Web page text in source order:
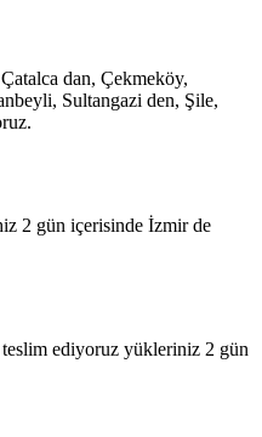
dan, Çekmeköy,
Sultangazi den, Şile,
2 gün içerisinde İzmir de
teslim ediyoruz yükleriniz 2 gün